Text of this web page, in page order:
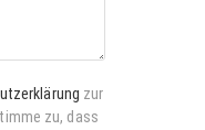
zur
zu, dass